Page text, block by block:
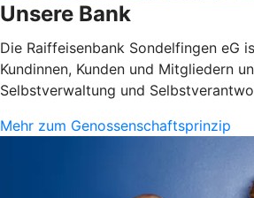
Unsere Bank
Die Raiffeisenbank Sondelfingen eG
Kundinnen, Kunden und Mitgliedern
Selbstverwaltung und
Mehr zum Genossenschaftsprinzip